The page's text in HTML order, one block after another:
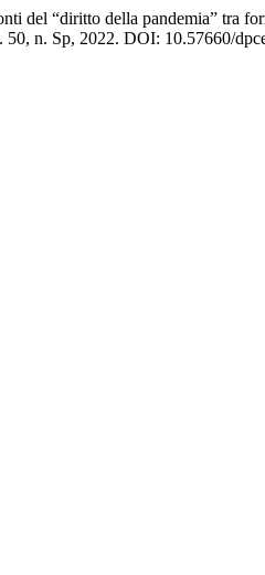
“diritto della pandemia” tra
50, n. Sp, 2022. DOI: 10.57660/